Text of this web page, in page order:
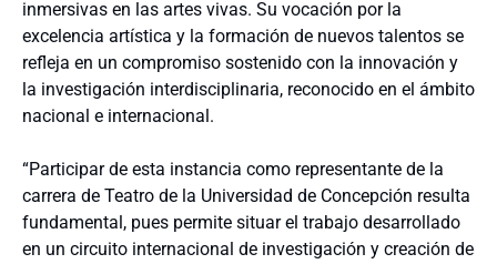
inmersivas en las artes vivas. Su vocación por la
excelencia artística y la formación de nuevos talentos se
refleja en un compromiso sostenido con la innovación y
la investigación interdisciplinaria, reconocido en el ámbito
nacional e internacional.
“Participar de esta instancia como representante de la
carrera de Teatro de la Universidad de Concepción resulta
fundamental, pues permite situar el trabajo desarrollado
en un circuito internacional de investigación y creación de